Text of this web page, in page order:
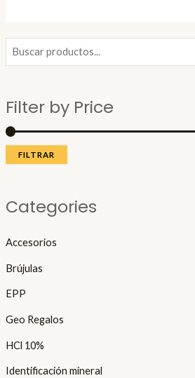
Filter by Price
FILTRAR
Categories
Accesorios
Brújulas
EPP
Geo Regalos
HCl 10%
Identificación mineral